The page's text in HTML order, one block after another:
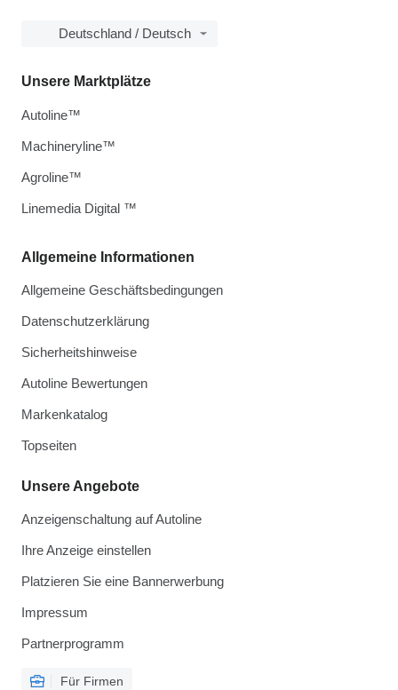
Deutschland / Deutsch
Allgemeine Informationen
Allgemeine Geschäftsbedingungen
Datenschutzerklärung
Sicherheitshinweise
Autoline Bewertungen
Markenkatalog
Topseiten
Unsere Angebote
Anzeigenschaltung auf Autoline
Ihre Anzeige einstellen
Platzieren Sie eine Bannerwerbung
Impressum
Partnerprogramm
Für Firmen
Unsere Marktplätze
Autoline™
Machineryline™
Agroline™
Linemedia Digital ™